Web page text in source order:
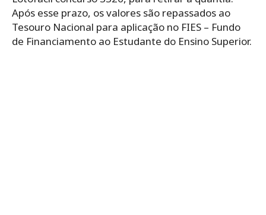
Após esse prazo, os valores são repassados ao
Tesouro Nacional para aplicação no FIES – Fundo
de Financiamento ao Estudante do Ensino Superior.